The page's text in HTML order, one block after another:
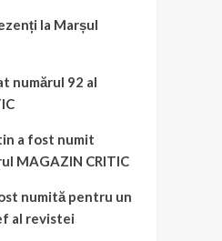
la Marșul
numărul 92 al
a fost numit
MAGAZIN CRITIC
numită pentru un
al revistei